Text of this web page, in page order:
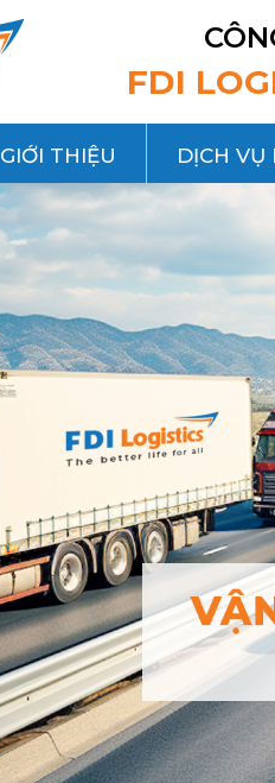
FDI
GIỚI THIỆU DỊCH VỤ